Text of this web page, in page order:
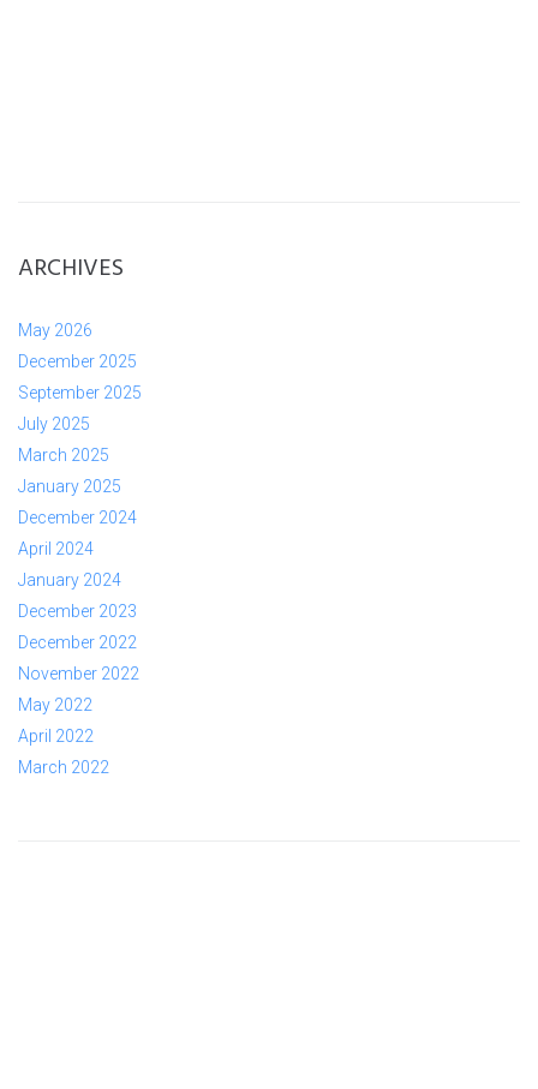
ARCHIVES
May 2026
December 2025
September 2025
July 2025
March 2025
January 2025
December 2024
April 2024
January 2024
December 2023
December 2022
November 2022
May 2022
April 2022
March 2022